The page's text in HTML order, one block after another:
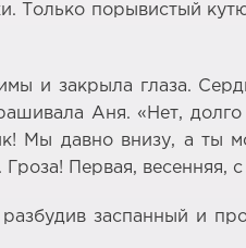
Только порывистый
и закрыла глаза.
Аня. «Нет,
Мы давно внизу, а ты
Первая, весенняя,
заспанный и